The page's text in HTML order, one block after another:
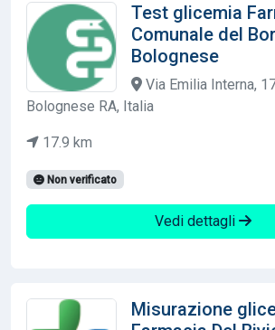
Test glicemia
Comunale del
Bolognese
Via Emilia Interna,
Bolognese RA, Italia
17.9 km
Non verificato
Vedi dettagli
Misurazione